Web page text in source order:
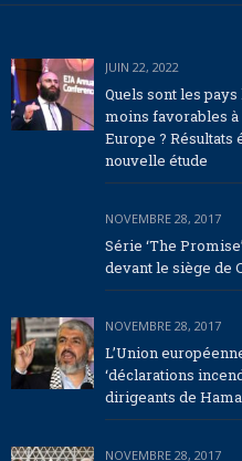
JUIN 22, 2022
Quels sont les
moins favorables
Europe ? Résultats
nouvelle étude
NOVEMBRE 28, 2017
Série ‘The
devant le siège de
NOVEMBRE 28, 2017
L’Union
‘déclarations
dirigeants de
NOVEMBRE 28, 2017